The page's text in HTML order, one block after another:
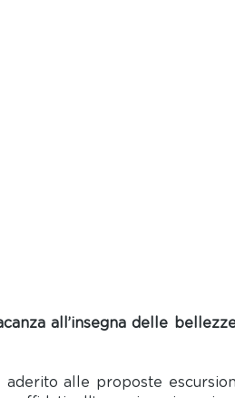
all’insegna delle
aderito alle proposte